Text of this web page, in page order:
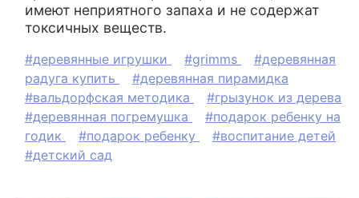
имеют неприятного запаха и не содержат
токсичных веществ.
#деревянные игрушки #grimms
#деревянная
радуга купить
#деревянная пирамидка
#вальдорфская методика
#грызунок из дерева
#деревянная погремушка
#подарок ребенку на
годик
#подарок ребенку
#воспитание детей
#детский сад